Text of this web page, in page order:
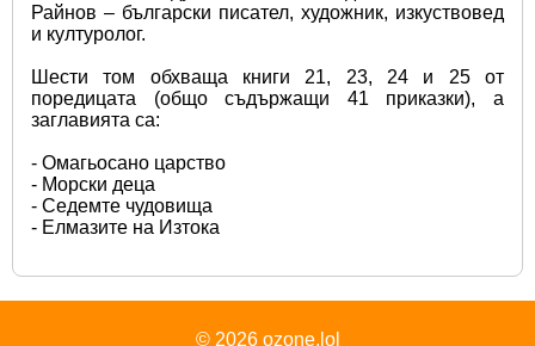
Райнов – български писател, художник, изкуствовед
и културолог.
Шести том обхваща книги 21, 23, 24 и 25 от
поредицата (общо съдържащи 41 приказки), а
заглавията са:
- Омагьосано царство
- Морски деца
- Седемте чудовища
- Елмазите на Изтока
© 2026 ozone.lol